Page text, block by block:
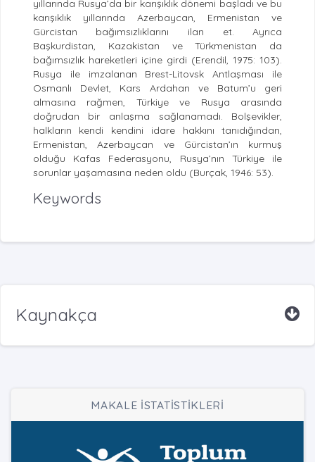
yıllarında Rusya’da bir karışıklık dönemi başladı ve bu
karışıklık yıllarında Azerbaycan, Ermenistan ve
Gürcistan bağımsızlıklarını ilan et. Ayrıca
Başkurdistan, Kazakistan ve Türkmenistan da
bağımsızlık hareketleri içine girdi (Erendil, 1975: 103).
Rusya ile imzalanan Brest-Litovsk Antlaşması ile
Osmanlı Devlet, Kars Ardahan ve Batum’u geri
almasına rağmen, Türkiye ve Rusya arasında
doğrudan bir anlaşma sağlanamadı. Bolşevikler,
halkların kendi kendini idare hakkını tanıdığından,
Ermenistan, Azerbaycan ve Gürcistan’ın kurmuş
olduğu Kafas Federasyonu, Rusya’nın Türkiye ile
sorunlar yaşamasına neden oldu (Burçak, 1946: 53).
Keywords
Kaynakça
MAKALE İSTATİSTİKLERİ